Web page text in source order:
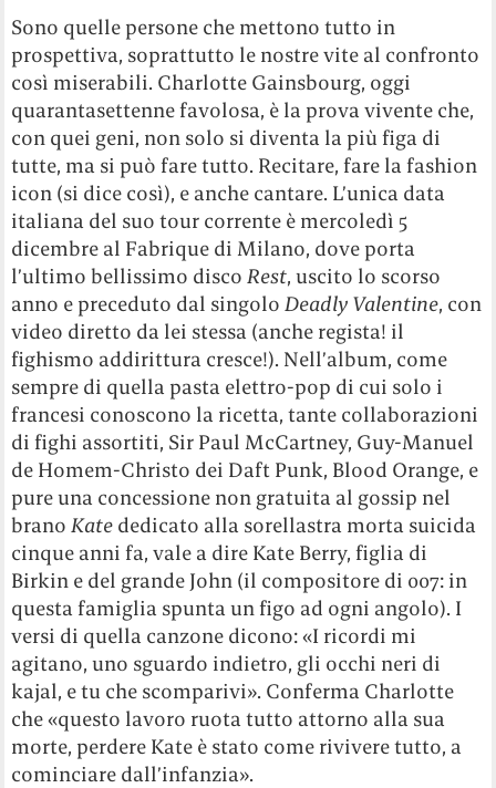
Sono quelle persone che mettono tutto in
prospettiva, soprattutto le nostre vite al confronto
così miserabili. Charlotte Gainsbourg, oggi
quarantasettenne favolosa, è la prova vivente che,
con quei geni, non solo si diventa la più figa di
tutte, ma si può fare tutto. Recitare, fare la fashion
icon (si dice così), e anche cantare. L’unica data
italiana del suo tour corrente è mercoledì 5
dicembre al Fabrique di Milano, dove porta
l’ultimo bellissimo discoRest, uscito lo scorso
anno e preceduto dal singoloDeadly Valentine, con
video diretto da lei stessa (anche regista! il
fighismo addirittura cresce!). Nell’album, come
sempre di quella pasta elettro-pop di cui solo i
francesi conoscono la ricetta, tante collaborazioni
di fighi assortiti, Sir Paul McCartney, Guy-Manuel
de Homem-Christo dei Daft Punk, Blood Orange, e
pure una concessione non gratuita al gossip nel
branoKate dedicato alla sorellastra morta suicida
cinque anni fa, vale a dire Kate Berry, figlia di
Birkin e del grande John (il compositore di 007: in
questa famiglia spunta un figo ad ogni angolo). I
versi di quella canzone dicono: «I ricordi mi
agitano, uno sguardo indietro, gli occhi neri di
kajal, e tu che scomparivi». Conferma Charlotte
che «questo lavoro ruota tutto attorno alla sua
morte, perdere Kate è stato come rivivere tutto, a
cominciare dall’infanzia».